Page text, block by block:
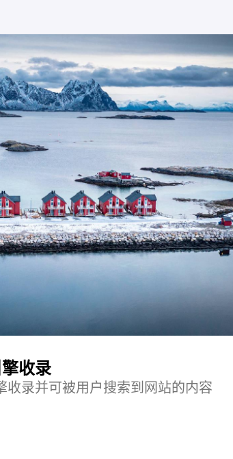
收录
录并可被用户搜索到网站的内容